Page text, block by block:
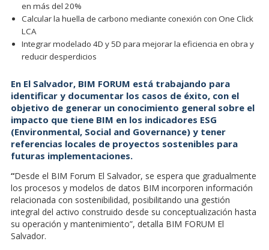
en más del 20%
Calcular la huella de carbono mediante conexión con One Click
LCA
Integrar modelado 4D y 5D para mejorar la eficiencia en obra y
reducir desperdicios
En El Salvador, BIM FORUM está trabajando para
identificar y documentar los casos de éxito, con el
objetivo de generar un conocimiento general sobre el
impacto que tiene BIM en los indicadores ESG
(Environmental, Social and Governance) y tener
referencias locales de proyectos sostenibles para
futuras implementaciones.
“Desde el BIM Forum El Salvador, se espera que gradualmente
los procesos y modelos de datos BIM incorporen información
relacionada con sostenibilidad, posibilitando una gestión
integral del activo construido desde su conceptualización hasta
su operación y mantenimiento”, detalla BIM FORUM El
Salvador.